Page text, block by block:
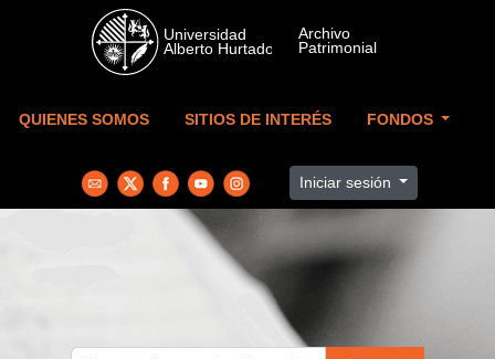
Skip to main content
QUIENES SOMOS SITIOS DE INTERÉS FONDOS
Iniciar sesión